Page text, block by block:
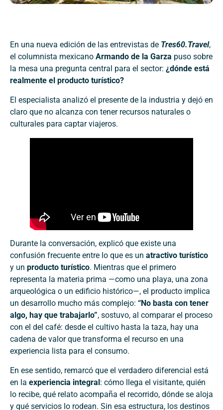
En una nueva edición de las entrevistas de Tres60.Travel,
el columnista mexicano Armando de la Garza puso sobre
la mesa una pregunta central para el sector: ¿dónde está
realmente el producto turístico?
El especialista analizó el presente de la industria y dejó en
claro que no alcanza con tener recursos naturales o
culturales para captar viajeros.
Durante la conversación, explicó que existe una
confusión frecuente entre lo que es un atractivo turístico
y un producto turístico. Mientras que el primero
representa la materia prima —como una playa, una zona
arqueológica o un edificio histórico—, el producto implica
un desarrollo mucho más complejo: “No basta con tener
algo, hay que trabajarlo”, sostuvo, al comparar el proceso
con el del café: desde el cultivo hasta la taza, hay una
cadena de valor que transforma el recurso en una
experiencia lista para el consumo.
En ese sentido, remarcó que el verdadero diferencial está
en la experiencia integral: cómo llega el visitante, quién
lo recibe, qué relato acompaña el recorrido, dónde se aloja
y qué servicios lo rodean. Sin esa estructura, los destinos